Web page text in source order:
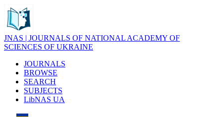
JNAS | JOURNALS OF NATIONAL ACADEMY OF
SCIENCES OF UKRAINE
JOURNALS
BROWSE
SEARCH
SUBJECTS
LibNAS UA